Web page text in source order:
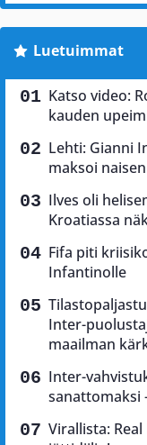
Luetuimmat
Katso video:
kauden
Lehti: Gianni
maksoi
Ilves oli
Kroatiassa
Fifa piti
Infantinolle
Inter-
maailman
Inter-
sanattomaksi
Virallista: